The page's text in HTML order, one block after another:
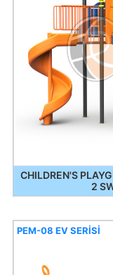
CHILDREN'S
2
PEM-08 EV SERİSİ